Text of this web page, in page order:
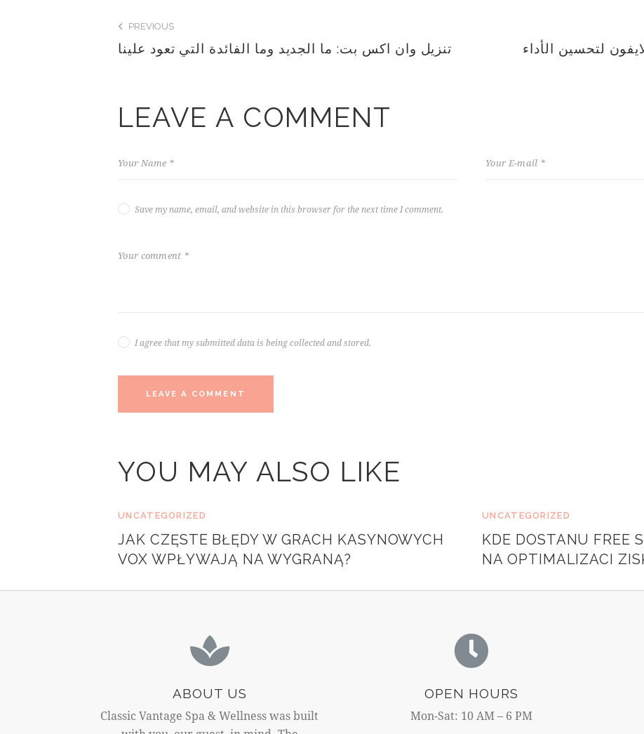
PREVIOUS
تنزيل وان اكس بت: ما الجديد وما الفائدة التي تعود علينا لتحسين الأداء
LEAVE A COMMENT
Save my name, email, and website in this browser for the next time I comment.
I agree that my submitted data is being collected and stored.
YOU MAY ALSO LIKE
UNCATEGORIZED
JAK CZĘSTE BŁĘDY W GRACH KASYNOWYCH
VOX WPŁYWAJĄ NA WYGRANĄ?
UNCATEGORIZED
KDE DOSTANU FREE
NA OPTIMALIZACI
ABOUT US
Classic Vantage Spa & Wellness was built
OPEN HOURS
Mon-Sat: 10 AM – 6 PM